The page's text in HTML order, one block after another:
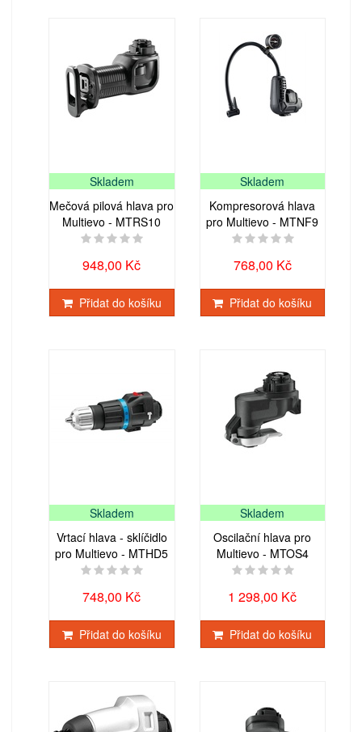
Skladem
Mečová pilová hlava pro
Multievo - MTRS10
948,00 Kč
Přidat do košíku
Skladem
Kompresorová hlava
pro Multievo - MTNF9
768,00 Kč
Přidat do košíku
Skladem
Vrtací hlava - sklíčidlo
pro Multievo - MTHD5
748,00 Kč
Přidat do košíku
Skladem
Oscilační hlava pro
Multievo - MTOS4
1 298,00 Kč
Přidat do košíku